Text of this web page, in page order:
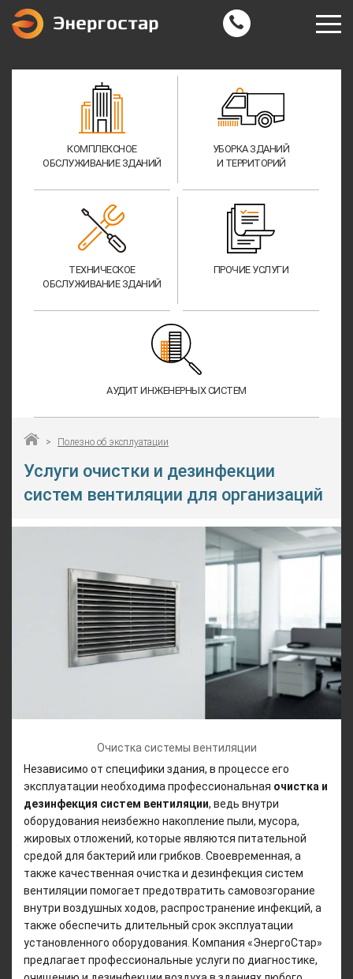
КОМПЛЕКСНОЕ
ОБСЛУЖИВАНИЕ ЗДАНИЙ
УБОРКА ЗДАНИЙ
И ТЕРРИТОРИЙ
ТЕХНИЧЕСКОЕ
ОБСЛУЖИВАНИЕ ЗДАНИЙ
ПРОЧИЕ УСЛУГИ
АУДИТ ИНЖЕНЕРНЫХ СИСТЕМ
> Полезно об эксплуатации
Услуги очистки и дезинфекции
систем вентиляции для организаций
Очистка системы вентиляции
Независимо от специфики здания, в процессе его
эксплуатации необходима профессиональная очистка и
дезинфекция систем вентиляции, ведь внутри
оборудования неизбежно накопление пыли, мусора,
жировых отложений, которые являются питательной
средой для бактерий или грибков. Своевременная, а
также качественная очистка и дезинфекция систем
вентиляции помогает предотвратить самовозгорание
внутри воздушных ходов, распространение инфекций, а
также обеспечить длительный срок эксплуатации
установленного оборудования. Компания «ЭнергоСтар»
предлагает профессиональные услуги по диагностике,